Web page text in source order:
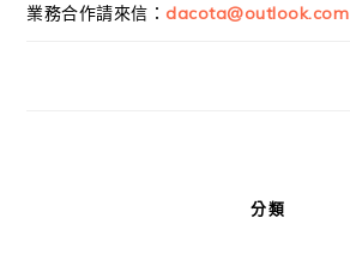
業務合作請來信： dacota@outlook.com
分類